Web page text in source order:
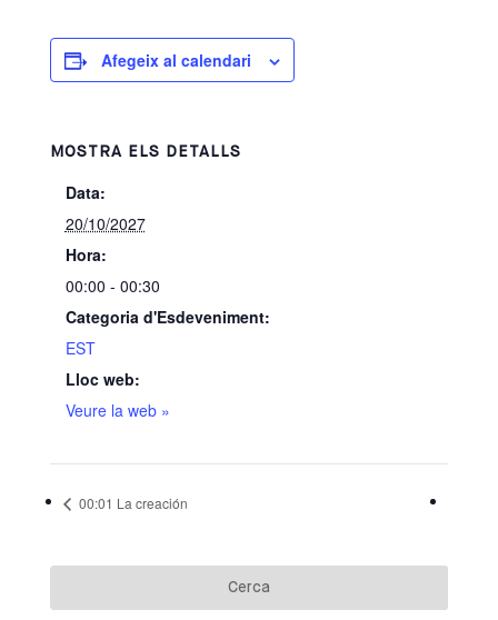
Afegeix al calendari
MOSTRA ELS DETALLS
Data:
20/10/2027
Hora:
00:00 - 00:30
Categoria d'Esdeveniment:
EST
Lloc web:
Veure la web »
00:01 La creación